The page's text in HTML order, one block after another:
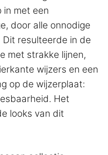
in met een
door alle onnodige
resulteerde in de
met strakke lijnen,
wijzers en een
op de wijzerplaat:
Het
looks van dit